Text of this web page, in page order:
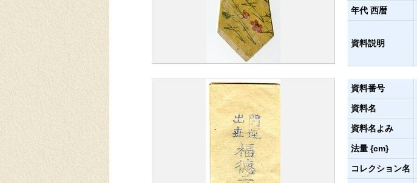
年代 西暦
資料説明
資料番号
資料名
資料名よみ
法量 {cm}
コレクション名